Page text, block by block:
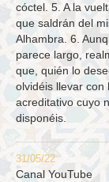
cóctel. 5. A la
que saldrán del
Alhambra. 6.
parece largo,
que, quién lo
olvidéis llevar con
acreditativo cuyo
disponéis.
31/05/22
Canal YouTube